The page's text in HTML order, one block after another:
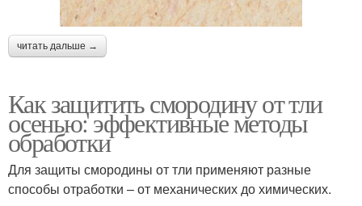
читать дальше →
Как защитить смородину от тли
осенью: эффективные методы
обработки
Для защиты смородины от тли применяют разные
способы отработки – от механических до химических.